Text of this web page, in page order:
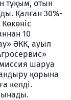
тұқым, отын
Қалған 30%-
10
ӘКК, ауыл
шаруа
қорына
келді.